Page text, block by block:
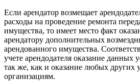
Если арендатор возмещает
расходы на проведение ремонта
имущества, то имеет место факт
арендатору дополнительных
арендованного имущества.
учете арендодателя оказание данных
так же, как и оказание любых других
организациям.